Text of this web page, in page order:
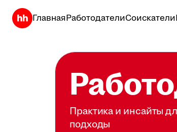
ГлавнаяРаботодателиСоискатели
Практика и инсайты
подходы